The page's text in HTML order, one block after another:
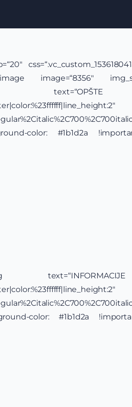
image=“8356″
color: #1b1d2a
color: #1b1d2a